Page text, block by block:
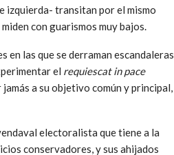
izquierda- transitan por el mismo
con guarismos muy bajos.
en las que se derraman escandaleras
el requiescat in pace
a su objetivo común y principal,
electoralista que tiene a la
conservadores, y sus ahijados